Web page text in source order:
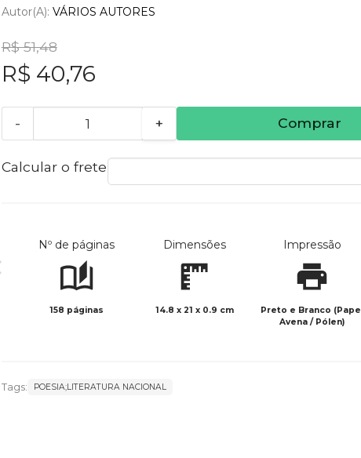
Autor(a): VÁRIOS AUTORES
R$ 51,48
R$ 40,76
- + Comprar
Calcular o frete
Nº de páginas
158 páginas
Dimensões
14.8 x 21 x 0.9 cm
Impressão
Preto e Branco (Papel
Avena / Pólen)
Tags: POESIA;LITERATURA NACIONAL